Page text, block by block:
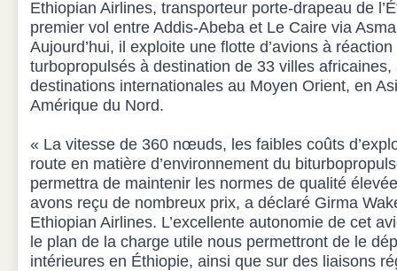
Ethiopian Airlines, transporteur porte-drapeau de
premier vol entre Addis-Abeba et Le Caire via
Aujourd’hui, il exploite une flotte d’avions à réaction
turbopropulsés à destination de 33 villes
destinations internationales au Moyen Orient, en
Amérique du Nord.
« La vitesse de 360 nœuds, les faibles coûts
route en matière d’environnement du
permettra de maintenir les normes de qualité
avons reçu de nombreux prix, a déclaré Girma
Ethiopian Airlines. L’excellente autonomie de cet
le plan de la charge utile nous permettront de le
intérieures en Éthiopie, ainsi que sur des liaisons